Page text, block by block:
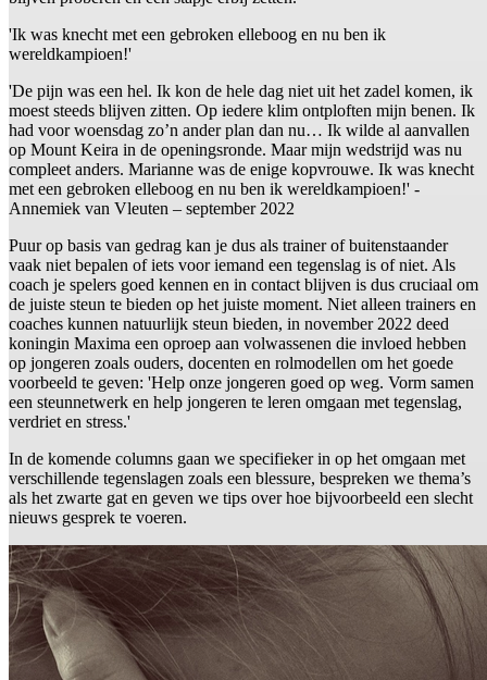
'Ik was knecht met een gebroken elleboog en nu ben ik
wereldkampioen!'
'De pijn was een hel. Ik kon de hele dag niet uit het zadel komen, ik
moest steeds blijven zitten. Op iedere klim ontploften mijn benen. Ik
had voor woensdag zo’n ander plan dan nu… Ik wilde al aanvallen
op Mount Keira in de openingsronde. Maar mijn wedstrijd was nu
compleet anders. Marianne was de enige kopvrouwe. Ik was knecht
met een gebroken elleboog en nu ben ik wereldkampioen!' -
Annemiek van Vleuten – september 2022
Puur op basis van gedrag kan je dus als trainer of buitenstaander
vaak niet bepalen of iets voor iemand een tegenslag is of niet. Als
coach je spelers goed kennen en in contact blijven is dus cruciaal om
de juiste steun te bieden op het juiste moment. Niet alleen trainers en
coaches kunnen natuurlijk steun bieden, in november 2022 deed
koningin Maxima een oproep aan volwassenen die invloed hebben
op jongeren zoals ouders, docenten en rolmodellen om het goede
voorbeeld te geven: 'Help onze jongeren goed op weg. Vorm samen
een steunnetwerk en help jongeren te leren omgaan met tegenslag,
verdriet en stress.'
In de komende columns gaan we specifieker in op het omgaan met
verschillende tegenslagen zoals een blessure, bespreken we thema’s
als het zwarte gat en geven we tips over hoe bijvoorbeeld een slecht
nieuws gesprek te voeren.